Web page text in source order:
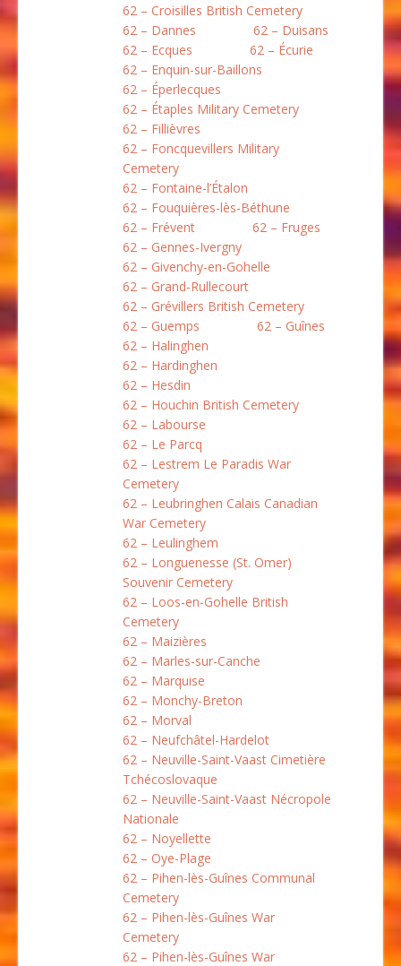
62 – Croisilles British Cemetery
62 – Dannes
62 – Duisans
62 – Ecques
62 – Écurie
62 – Enquin-sur-Baillons
62 – Éperlecques
62 – Étaples Military Cemetery
62 – Fillièvres
62 – Foncquevillers Military
Cemetery
62 – Fontaine-l’Étalon
62 – Fouquières-lès-Béthune
62 – Frévent
62 – Fruges
62 – Gennes-Ivergny
62 – Givenchy-en-Gohelle
62 – Grand-Rullecourt
62 – Grévillers British Cemetery
62 – Guemps
62 – Guînes
62 – Halinghen
62 – Hardinghen
62 – Hesdin
62 – Houchin British Cemetery
62 – Labourse
62 – Le Parcq
62 – Lestrem Le Paradis War
Cemetery
62 – Leubringhen Calais Canadian
War Cemetery
62 – Leulinghem
62 – Longuenesse (St. Omer)
Souvenir Cemetery
62 – Loos-en-Gohelle British
Cemetery
62 – Maizières
62 – Marles-sur-Canche
62 – Marquise
62 – Monchy-Breton
62 – Morval
62 – Neufchâtel-Hardelot
62 – Neuville-Saint-Vaast Cimetière
Tchécoslovaque
62 – Neuville-Saint-Vaast Nécropole
Nationale
62 – Noyellette
62 – Oye-Plage
62 – Pihen-lès-Guînes Communal
Cemetery
62 – Pihen-lès-Guînes War
Cemetery
62 – Pihen-lès-Guînes War